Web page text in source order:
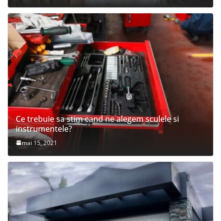
Ce trebuie sa stim cand ne alegem sculele si
instrumentele?
mai 15, 2021